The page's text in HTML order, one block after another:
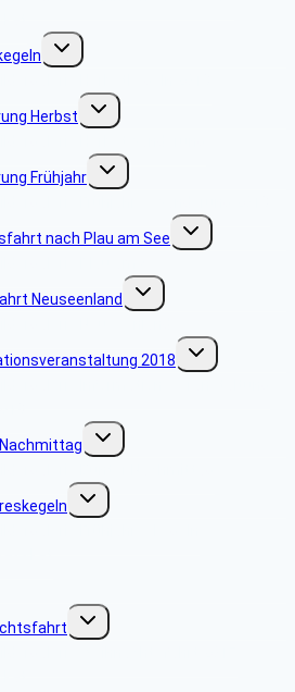
Untermenü
umschalten
Herbst
Untermenü
umschalten
Frühjahr
Untermenü
umschalten
nach Plau am See
Untermenü
umschalten
Neuseenland
Untermenü
umschalten
2018
Untermenü
umschalten
Untermenü
umschalten
Untermenü
umschalten
Untermenü
umschalten